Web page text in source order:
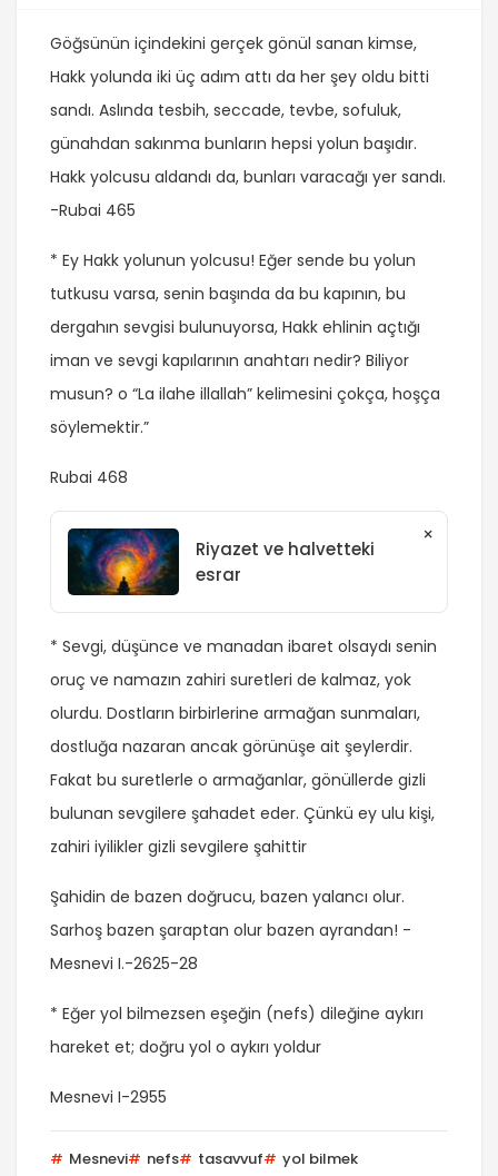
Göğsünün içindekini gerçek gönül sanan kimse,
Hakk yolunda iki üç adım attı da her şey oldu bitti
sandı. Aslında tesbih, seccade, tevbe, sofuluk,
günahdan sakınma bunların hepsi yolun başıdır.
Hakk yolcusu aldandı da, bunları varacağı yer sandı.
-Rubai 465
* Ey Hakk yolunun yolcusu! Eğer sende bu yolun
tutkusu varsa, senin başında da bu kapının, bu
dergahın sevgisi bulunuyorsa, Hakk ehlinin açtığı
iman ve sevgi kapılarının anahtarı nedir? Biliyor
musun? o “La ilahe illallah” kelimesini çokça, hoşça
söylemektir.”
Rubai 468
Riyazet ve halvetteki
esrar
×
* Sevgi, düşünce ve manadan ibaret olsaydı senin
oruç ve namazın zahiri suretleri de kalmaz, yok
olurdu. Dostların birbirlerine armağan sunmaları,
dostluğa nazaran ancak görünüşe ait şeylerdir.
Fakat bu suretlerle o armağanlar, gönüllerde gizli
bulunan sevgilere şahadet eder. Çünkü ey ulu kişi,
zahiri iyilikler gizli sevgilere şahittir
Şahidin de bazen doğrucu, bazen yalancı olur.
Sarhoş bazen şaraptan olur bazen ayrandan! -
Mesnevi I.-2625-28
* Eğer yol bilmezsen eşeğin (nefs) dileğine aykırı
hareket et; doğru yol o aykırı yoldur
Mesnevi I-2955
Mesnevi nefs tasavvuf yol bilmek